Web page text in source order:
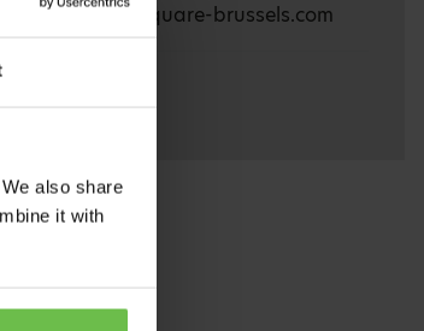
also share
it with
www.square-brussels.com